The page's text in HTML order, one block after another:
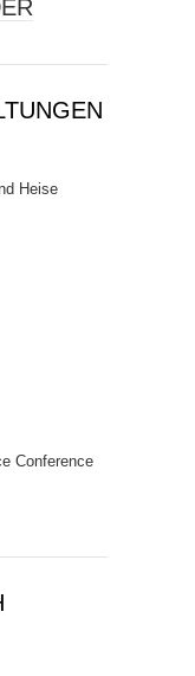
Heise
Conference